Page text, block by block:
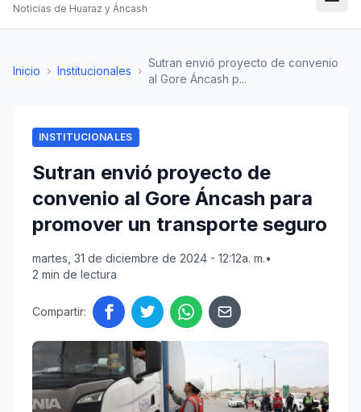
Noticias de Huaraz y Áncash
Inicio › Institucionales ›
Sutran envió proyecto de convenio
al Gore Áncash p...
INSTITUCIONALES
Sutran envió proyecto de
convenio al Gore Áncash para
promover un transporte seguro
martes, 31 de diciembre de 2024 - 12:12a. m.•
2 min de lectura
Compartir: